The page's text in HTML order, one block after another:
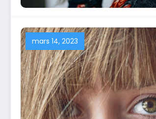
mars 14, 2023